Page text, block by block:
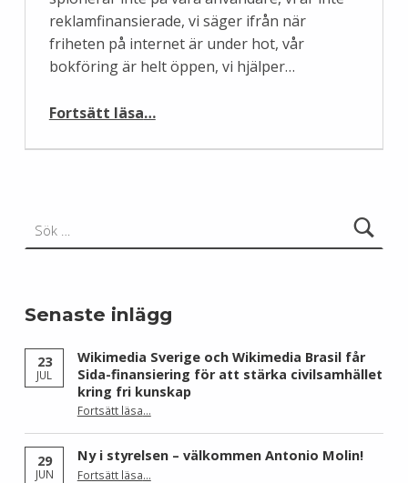
reklamfinansierade, vi säger ifrån när
friheten på internet är under hot, vår
bokföring är helt öppen, vi hjälper…
Fortsätt läsa“Hur får vi fler kvinnor att skriva på Wikipedia?”
…
Senaste inlägg
23
JUL
Wikimedia Sverige och Wikimedia Brasil får
Sida-finansiering för att stärka civilsamhället
kring fri kunskap
Fortsätt läsa“Wikimedia Sverige och Wikimedia Brasil får Sida-finansiering för att stärka civilsamhället kring fri kunskap”
…
29
JUN
Ny i styrelsen – välkommen Antonio Molin!
Fortsätt läsa“Ny i styrelsen – välkommen Antonio Molin!”
…